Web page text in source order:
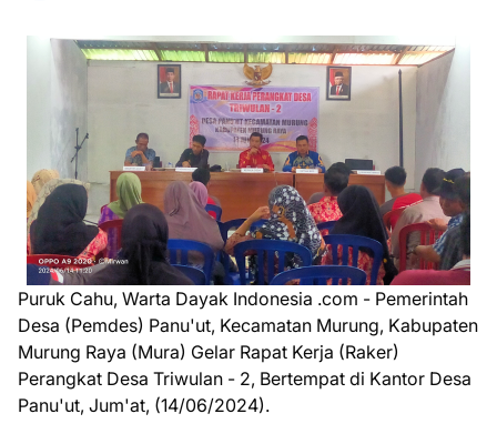
Puruk Cahu, Warta Dayak Indonesia .com - Pemerintah
Desa (Pemdes) Panu'ut, Kecamatan Murung, Kabupaten
Murung Raya (Mura) Gelar Rapat Kerja (Raker)
Perangkat Desa Triwulan - 2, Bertempat di Kantor Desa
Panu'ut, Jum'at, (14/06/2024).